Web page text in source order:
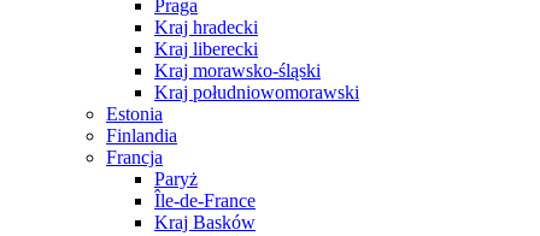
Praga
Kraj hradecki
Kraj liberecki
Kraj morawsko-śląski
Kraj południowomorawski
Estonia
Finlandia
Francja
Paryż
Île-de-France
Kraj Basków